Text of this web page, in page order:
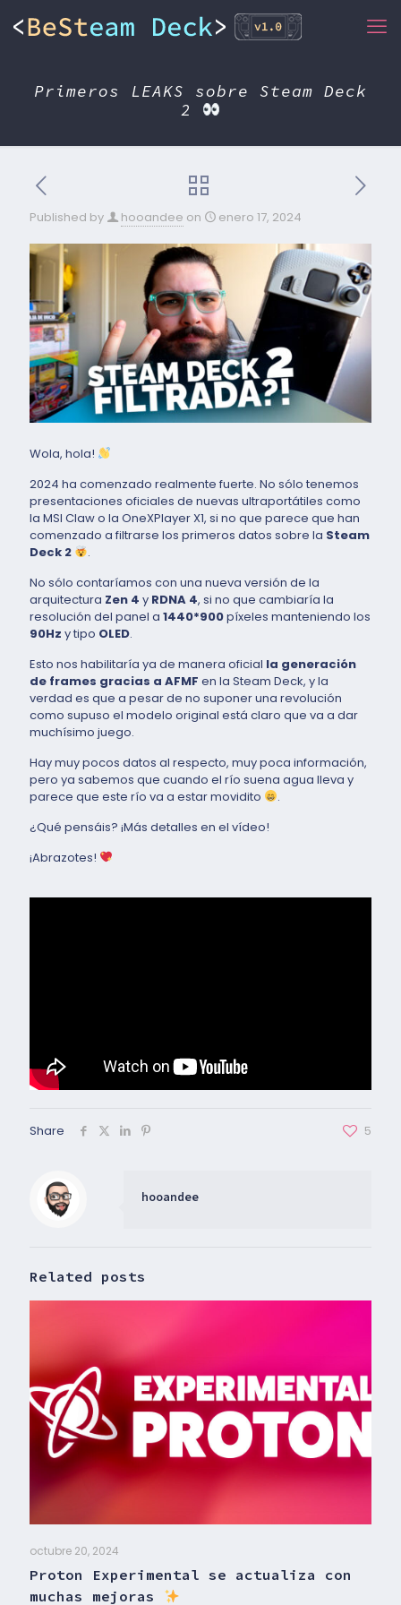
Primeros LEAKS sobre Steam Deck
2
Published by hooandee on enero 17, 2024
Wola, hola!
2024 ha comenzado realmente fuerte. No sólo tenemos
presentaciones oficiales de nuevas ultraportátiles como
la MSI Claw o la OneXPlayer X1, si no que parece que han
comenzado a filtrarse los primeros datos sobre la Steam
Deck 2
.
No sólo contaríamos con una nueva versión de la
arquitectura Zen 4 y RDNA 4, si no que cambiaría la
resolución del panel a 1440*900píxeles manteniendo los
90Hz y tipo OLED.
Esto nos habilitaría ya de manera oficial la generación
de frames gracias a AFMF en la Steam Deck, y la
verdad es que a pesar de no suponer una revolución
como supuso el modelo original está claro que va a dar
muchísimo juego.
Hay muy pocos datos al respecto, muy poca información,
pero ya sabemos que cuando el río suena agua lleva y
parece que este río va a estar movidito
.
¿Qué pensáis? ¡Más detalles en el vídeo!
¡Abrazotes!
Share 5
hooandee
Related posts
octubre 20, 2024
Proton Experimental se actualiza con
muchas mejoras